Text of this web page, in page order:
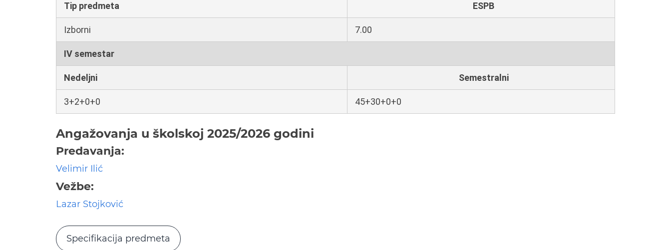
Tip predmeta ESPB
Izborni 7.00
IV semestar
Nedeljni Semestralni
3+2+0+0 45+30+0+0
Angažovanja u školskoj 2025/2026 godini
Predavanja:
Velimir Ilić
Vežbe:
Lazar Stojković
Specifikacija predmeta